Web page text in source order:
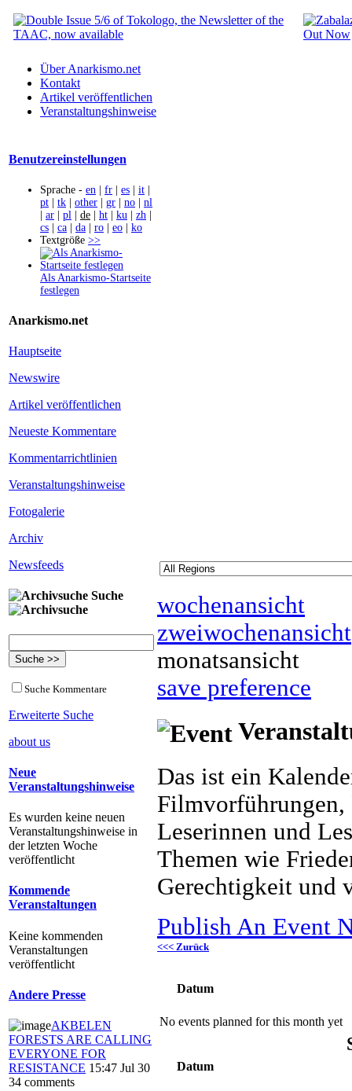
Über Anarkismo.net
Kontakt
Artikel veröffentlichen
Veranstaltungshinweise
Benutzereinstellungen
Sprache - en | fr | es | it |
pt | tk | other | gr | no | nl
| ar | pl | de | ht | ku | zh |
cs | ca | da | ro | eo | ko
Textgröße >>
Als Anarkismo-Startseite
festlegen
Anarkismo.net
Hauptseite
Newswire
Artikel veröffentlichen
Neueste Kommentare
Kommentarrichtlinien
Veranstaltungshinweise
Fotogalerie
Archiv
Newsfeeds
Suche
Suche Kommentare
Erweiterte Suche
about us
Neue
Veranstaltungshinweise
Es wurden keine neuen
Veranstaltungshinweise in
der letzten Woche
veröffentlicht
Kommende
Veranstaltungen
Keine kommenden
Veranstaltungen
veröffentlicht
Andere Presse
AKBELEN
FORESTS ARE CALLING
EVERYONE FOR
RESISTANCE 15:47 Jul 30
34 comments
wochenansicht
zweiwochenansicht
monatsansicht
save preference
Das ist ein
Filmvorführungen,
Leserinnen und
Themen wie
Gerechtigkeit und
Publish An Event
<<< Zurück
Datum
No events planned for this month yet
Datum